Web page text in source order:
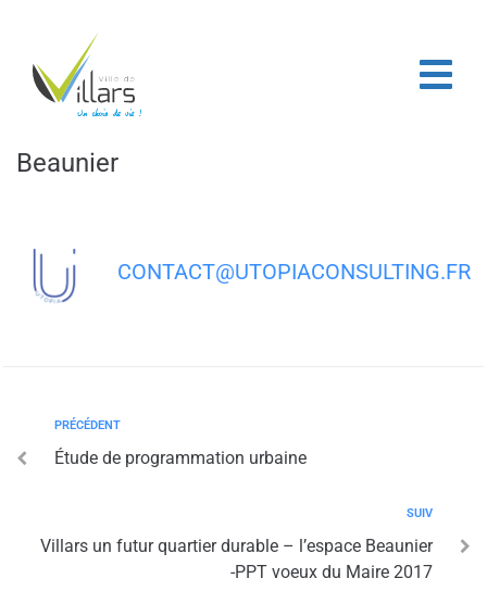
Page d’accueil
Beaunier
CONTACT@UTOPIACONSULTING.FR
PRÉCÉDENT
Étude de programmation urbaine
SUIV
Villars un futur quartier durable – l’espace Beaunier
-PPT voeux du Maire 2017